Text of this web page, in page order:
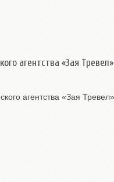
агентства «Зая Тревел»